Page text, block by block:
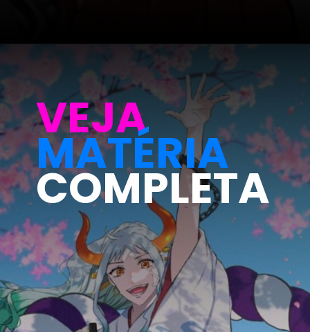
VEJA
MATÉRIA
COMPLETA